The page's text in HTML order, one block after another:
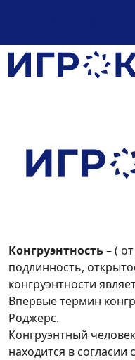
Конгруэнтность– (
подлинность,
конгруэнтности
Впервые термин
Роджерс.
Конгруэнтный
находится в согласии